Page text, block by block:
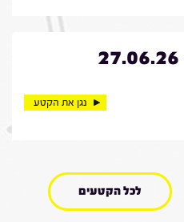
נגן את הקטע
לכל הקטעים